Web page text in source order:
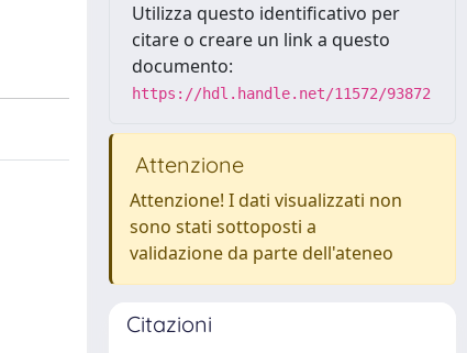
Utilizza questo identificativo per
citare o creare un link a questo
documento:
https://hdl.handle.net/11572/93872
Attenzione
Attenzione! I dati visualizzati non
sono stati sottoposti a
validazione da parte dell'ateneo
Citazioni